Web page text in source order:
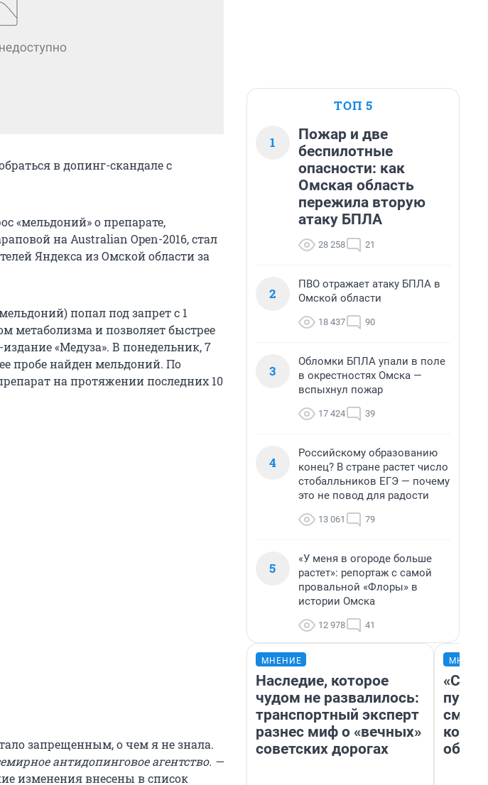
в допинг-скандале с
«мельдоний» о препарате,
на Australian Open-2016, стал
Яндекса из Омской области за
попал под запрет с 1
метаболизма и позволяет быстрее
«Медуза». В понедельник, 7
пробе найден мельдоний. По
на протяжении последних 10
запрещенным, о чем я не знала.
антидопинговое агентство. —
изменения внесены в список
ТОП 5
1
Пожар и две
беспилотные
опасности: как
Омская область
пережила вторую
атаку БПЛА
28 258 21
2
ПВО отражает атаку БПЛА в
Омской области
18 437 90
3
Обломки БПЛА упали в поле
в окрестностях Омска —
вспыхнул пожар
17 424 39
4
Российскому образованию
конец? В стране растет число
стобалльников ЕГЭ — почему
это не повод для радости
13 061 79
5
«У меня в огороде больше
растет»: репортаж с самой
провальной «Флоры» в
истории Омска
12 978 41
МНЕНИЕ
Наследие, которое
чудом не развалилось:
транспортный эксперт
разнес миф о «вечных»
советских дорогах